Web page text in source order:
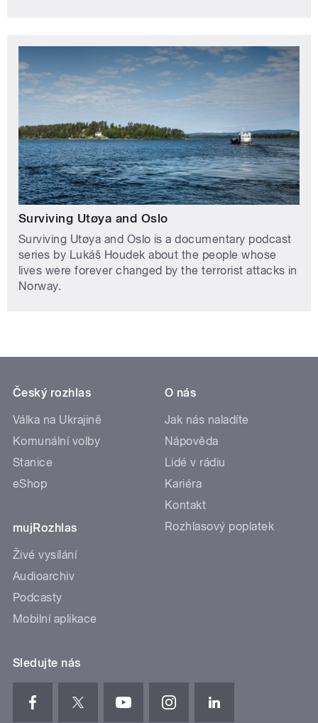
Surviving Utøya and Oslo
Surviving Utøya and Oslo is a documentary podcast
series by Lukáš Houdek about the people whose
lives were forever changed by the terrorist attacks in
Norway.
Český rozhlas
Válka na Ukrajině
Komunální volby
Stanice
eShop
mujRozhlas
Živé vysílání
Audioarchiv
Podcasty
Mobilní aplikace
O nás
Jak nás naladíte
Nápověda
Lidé v rádiu
Kariéra
Kontakt
Rozhlasový poplatek
Sledujte nás